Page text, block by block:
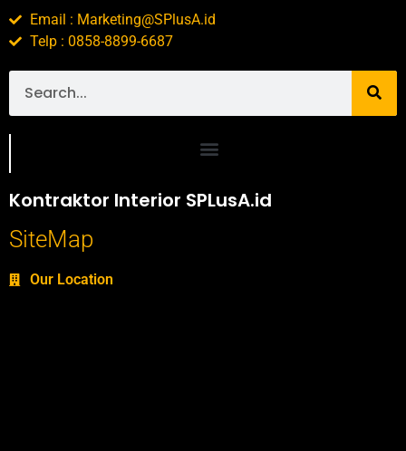
Email : Marketing@SPlusA.id
Telp : 0858-8899-6687
Kontraktor Interior SPLusA.id
SiteMap
Our Location